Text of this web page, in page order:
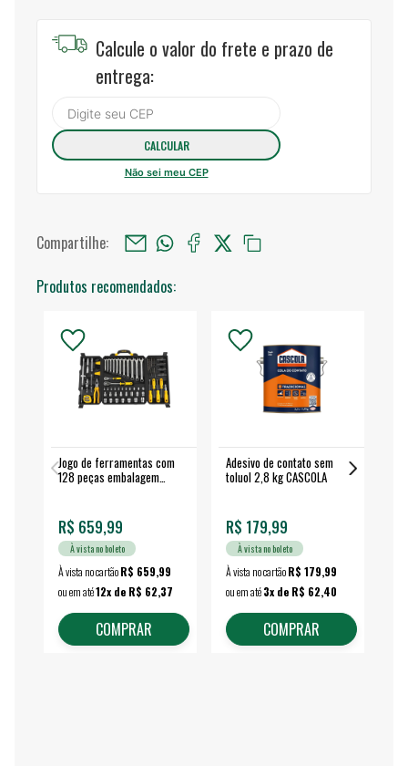
Calcule o valor do frete e prazo de
entrega:
Não sei meu CEP
Compartilhe:
Produtos recomendados:
Jogo de ferramentas com
128 peças embalagem
R$ 659,99
À vista no boleto
À vista no cartãoR$ 659,99
ou em até12x de R$ 62,37
COMPRAR
Adesivo de contato sem
toluol 2,8 kg CASCOLA
R$ 179,99
À vista no boleto
À vista no cartãoR$ 179,99
ou em até3x de R$ 62,40
COMPRAR